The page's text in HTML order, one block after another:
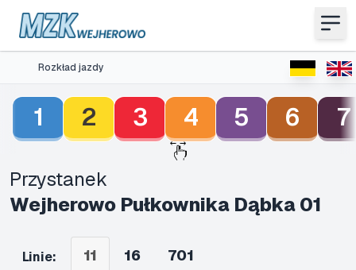
Rozkład jazdy
1 2 3 4 5 6 7
Przystanek
Wejherowo Pułkownika Dąbka 01
Linie: 11 16 701